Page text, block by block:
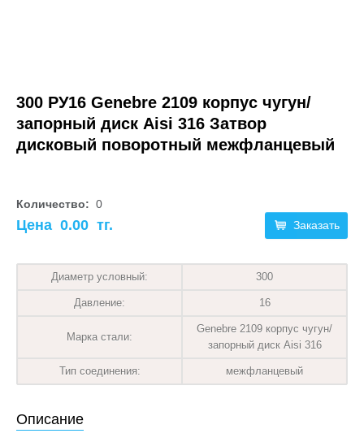
300 РУ16 Genebre 2109 корпус чугун/
запорный диск Aisi 316 Затвор
дисковый поворотный межфланцевый
Количество: 0
Заказать
Цена 0.00 тг.
Диаметр условный: 300
Давление: 16
Марка стали:
Genebre 2109 корпус чугун/
запорный диск Aisi 316
Тип соединения: межфланцевый
Описание